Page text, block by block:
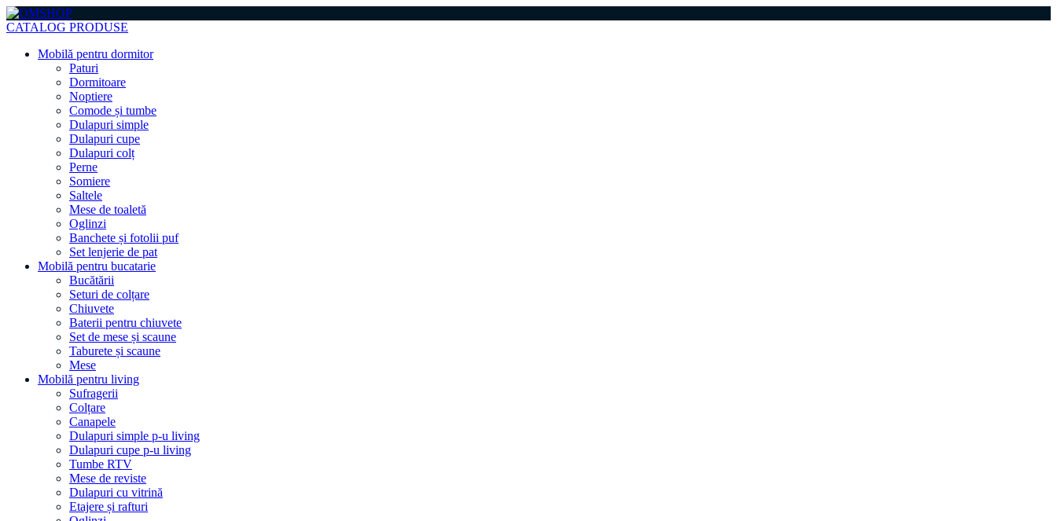
CATALOG PRODUSE
Mobilă pentru dormitor
Paturi
Dormitoare
Noptiere
Comode și tumbe
Dulapuri simple
Dulapuri cupe
Dulapuri colț
Perne
Somiere
Saltele
Mese de toaletă
Oglinzi
Banchete și fotolii puf
Set lenjerie de pat
Mobilă pentru bucatarie
Bucătării
Seturi de colțare
Chiuvete
Baterii pentru chiuvete
Set de mese și scaune
Taburete și scaune
Mese
Mobilă pentru living
Sufragerii
Colțare
Canapele
Dulapuri simple p-u living
Dulapuri cupe p-u living
Tumbe RTV
Mese de reviste
Dulapuri cu vitrină
Etajere și rafturi